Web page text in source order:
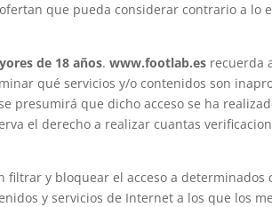
que pueda considerar contrario a lo
de 18 años.www.footlab.es recuerda
qué servicios y/o contenidos son
presumirá que dicho acceso se ha
el derecho a realizar cuantas
y bloquear el acceso a determinados
y servicios de Internet a los que los